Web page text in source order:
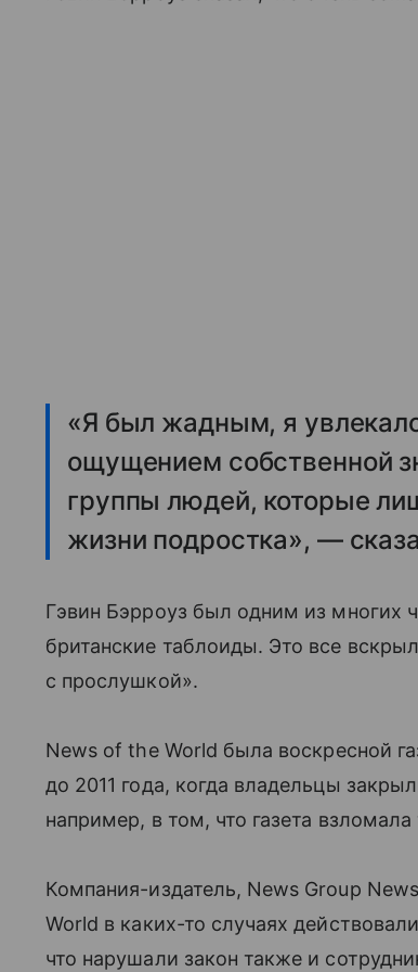
«Я был жадным, я
ощущением собственной
группы людей, которые
жизни подростка», —
Гэвин Бэрроуз был одним из многих
британские таблоиды. Это все
с прослушкой».
News of the World была воскресной
до 2011 года, когда владельцы
например, в том, что газета
Компания-издатель, News Group
World в каких-то случаях
что нарушали закон также и